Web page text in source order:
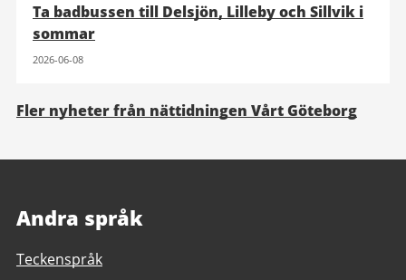
Ta badbussen till Delsjön, Lilleby och Sillvik i
sommar
2026-06-08
Fler nyheter från nättidningen Vårt Göteborg
Andra språk
Teckenspråk